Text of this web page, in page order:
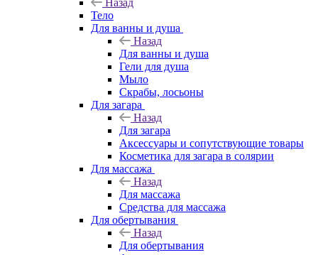
Назад
Тело
Для ванны и душа
Назад
Для ванны и душа
Гели для душа
Мыло
Скрабы, лосьоны
Для загара
Назад
Для загара
Аксессуары и сопутствующие товары
Косметика для загара в солярии
Для массажа
Назад
Для массажа
Средства для массажа
Для обертывания
Назад
Для обертывания